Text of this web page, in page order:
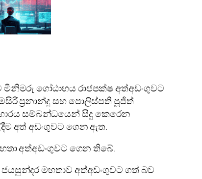
මීනිමරු ගෝඨාභය රාජපක්ෂ අත්අඩංගුවට
ප්‍රනාන්දු සහ පොලිස්පති පූජිත්
සම්බන්ධයෙන් සිදු කෙරෙන
අත් අඩංගුවට ගෙන ඇත.
අත්අඩංගුවට ගෙන තිබේ.
මහතාව අත්අඩංගුවට ගත් බව